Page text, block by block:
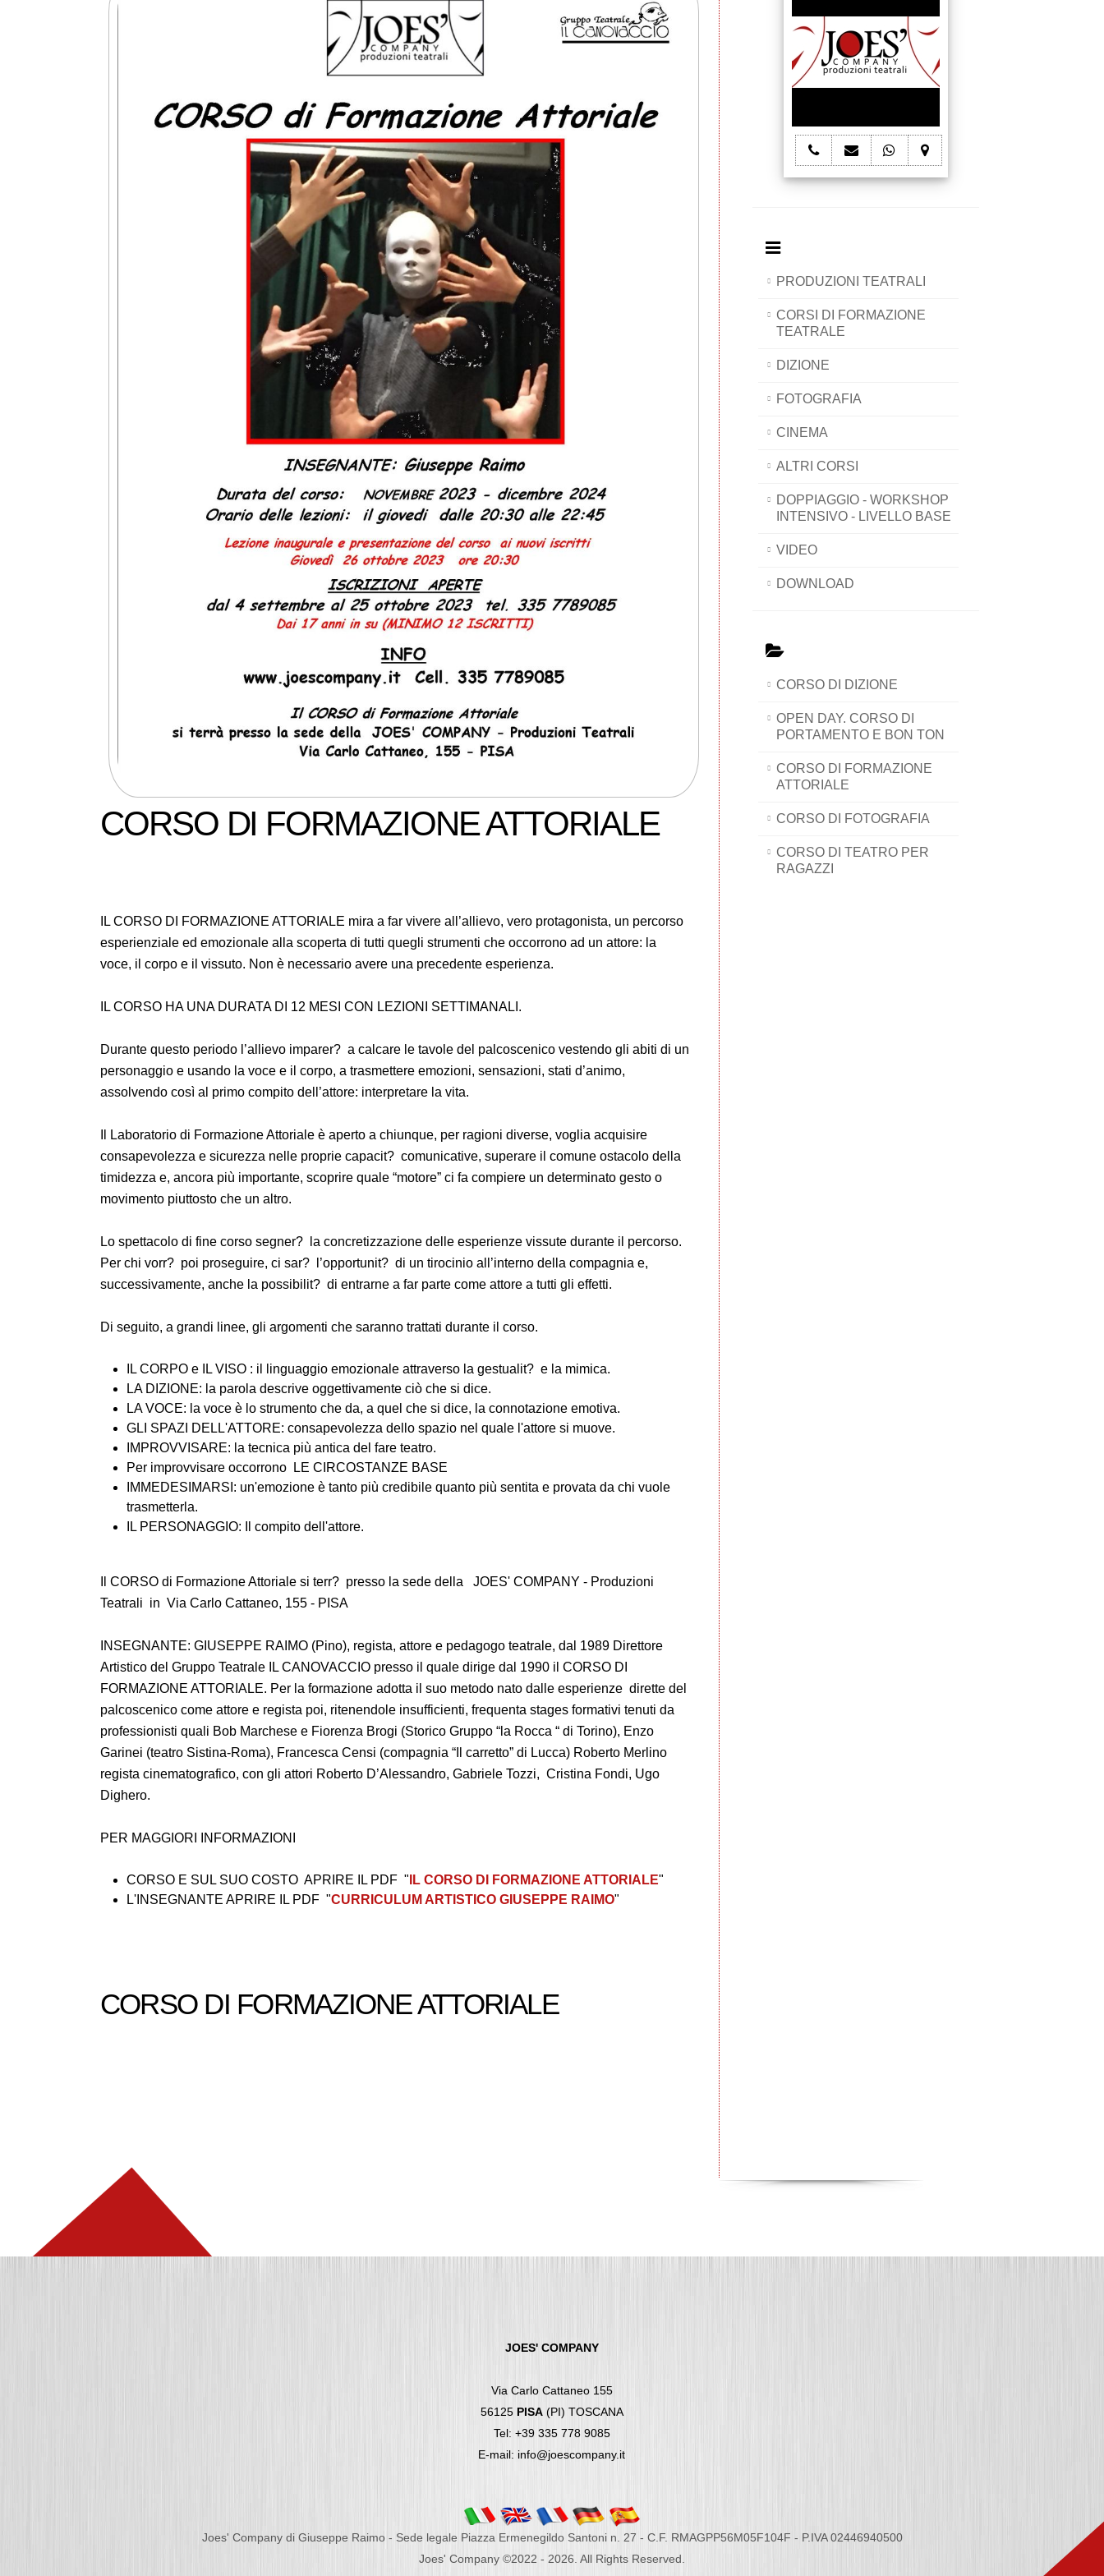
CORSO DI FORMAZIONE ATTORIALE
IL CORSO DI FORMAZIONE ATTORIALE mira a far vivere all’allievo, vero protagonista, un percorso
esperienziale ed emozionale alla scoperta di tutti quegli strumenti che occorrono ad un attore: la
voce, il corpo e il vissuto. Non è necessario avere una precedente esperienza.
IL CORSO HA UNA DURATA DI 12 MESI CON LEZIONI SETTIMANALI.
Durante questo periodo l’allievo imparer? a calcare le tavole del palcoscenico vestendo gli abiti di un
personaggio e usando la voce e il corpo, a trasmettere emozioni, sensazioni, stati d’animo,
assolvendo così al primo compito dell’attore: interpretare la vita.
Il Laboratorio di Formazione Attoriale è aperto a chiunque, per ragioni diverse, voglia acquisire
consapevolezza e sicurezza nelle proprie capacit? comunicative, superare il comune ostacolo della
timidezza e, ancora più importante, scoprire quale “motore” ci fa compiere un determinato gesto o
movimento piuttosto che un altro.
Lo spettacolo di fine corso segner? la concretizzazione delle esperienze vissute durante il percorso.
Per chi vorr? poi proseguire, ci sar? l’opportunit? di un tirocinio all’interno della compagnia e,
successivamente, anche la possibilit? di entrarne a far parte come attore a tutti gli effetti.
Di seguito, a grandi linee, gli argomenti che saranno trattati durante il corso.
IL CORPO e IL VISO : il linguaggio emozionale attraverso la gestualit? e la mimica.
LA DIZIONE: la parola descrive oggettivamente ciò che si dice.
LA VOCE: la voce è lo strumento che da, a quel che si dice, la connotazione emotiva.
GLI SPAZI DELL'ATTORE: consapevolezza dello spazio nel quale l'attore si muove.
IMPROVVISARE: la tecnica più antica del fare teatro.
Per improvvisare occorrono LE CIRCOSTANZE BASE
IMMEDESIMARSI: un'emozione è tanto più credibile quanto più sentita e provata da chi vuole
trasmetterla.
IL PERSONAGGIO: Il compito dell'attore.
Il CORSO di Formazione Attoriale si terr? presso la sede della JOES' COMPANY - Produzioni
Teatrali in Via Carlo Cattaneo, 155 - PISA
INSEGNANTE: GIUSEPPE RAIMO (Pino), regista, attore e pedagogo teatrale, dal 1989 Direttore
Artistico del Gruppo Teatrale IL CANOVACCIO presso il quale dirige dal 1990 il CORSO DI
FORMAZIONE ATTORIALE. Per la formazione adotta il suo metodo nato dalle esperienze dirette del
palcoscenico come attore e regista poi, ritenendole insufficienti, frequenta stages formativi tenuti da
professionisti quali Bob Marchese e Fiorenza Brogi (Storico Gruppo “la Rocca “ di Torino), Enzo
Garinei (teatro Sistina-Roma), Francesca Censi (compagnia “Il carretto” di Lucca) Roberto Merlino
regista cinematografico, con gli attori Roberto D’Alessandro, Gabriele Tozzi, Cristina Fondi, Ugo
Dighero.
PER MAGGIORI INFORMAZIONI
CORSO E SUL SUO COSTO APRIRE IL PDF " IL CORSO DI FORMAZIONE ATTORIALE"
L'INSEGNANTE APRIRE IL PDF "CURRICULUM ARTISTICO GIUSEPPE RAIMO"
CORSO DI FORMAZIONE ATTORIALE
telefono
Joes'
Company
e-
mail
Joes'
whatsapp
Joes'
Company
mappa
Joes'
Company
PRODUZIONI TEATRALI
CORSI DI FORMAZIONE
TEATRALE
DIZIONE
FOTOGRAFIA
CINEMA
ALTRI CORSI
DOPPIAGGIO - WORKSHOP
INTENSIVO - LIVELLO BASE
VIDEO
DOWNLOAD
CORSO DI DIZIONE
OPEN DAY. CORSO DI
PORTAMENTO E BON TON
CORSO DI FORMAZIONE
ATTORIALE
CORSO DI FOTOGRAFIA
CORSO DI TEATRO PER
RAGAZZI
JOES' COMPANY
Via Carlo Cattaneo 155
56125 PISA(PI) TOSCANA
Tel: +39 335 778 9085
E-mail: info@joescompany.it
Joes' Company di Giuseppe Raimo - Sede legale Piazza Ermenegildo Santoni n. 27 - C.F. RMAGPP56M05F104F - P.IVA 02446940500
Joes' Company ©2022 - 2026. All Rights Reserved.